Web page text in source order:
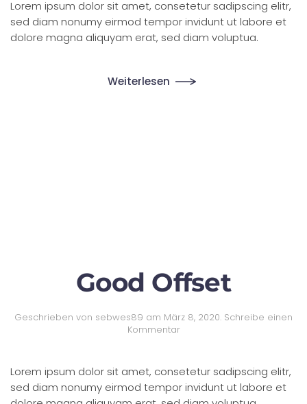
Lorem ipsum dolor sit amet, consetetur sadipscing elitr,
sed diam nonumy eirmod tempor invidunt ut labore et
dolore magna aliquyam erat, sed diam voluptua.
Weiterlesen
Good Offset
Geschrieben von sebwes89 am März 8, 2020. Schreibe einen
Kommentar
Lorem ipsum dolor sit amet, consetetur sadipscing elitr,
sed diam nonumy eirmod tempor invidunt ut labore et